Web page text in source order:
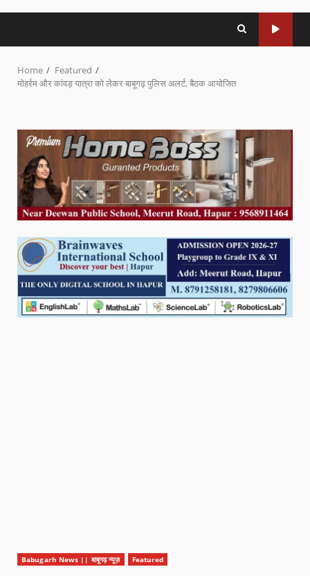
Home
Featured
मोहर्रम और कांवड़ यात्रा को लेकर बाबूगढ़ पुलिस अलर्ट, बैठक आयोजित
Babugarh News || बाबूगढ़ न्यूज़ Featured